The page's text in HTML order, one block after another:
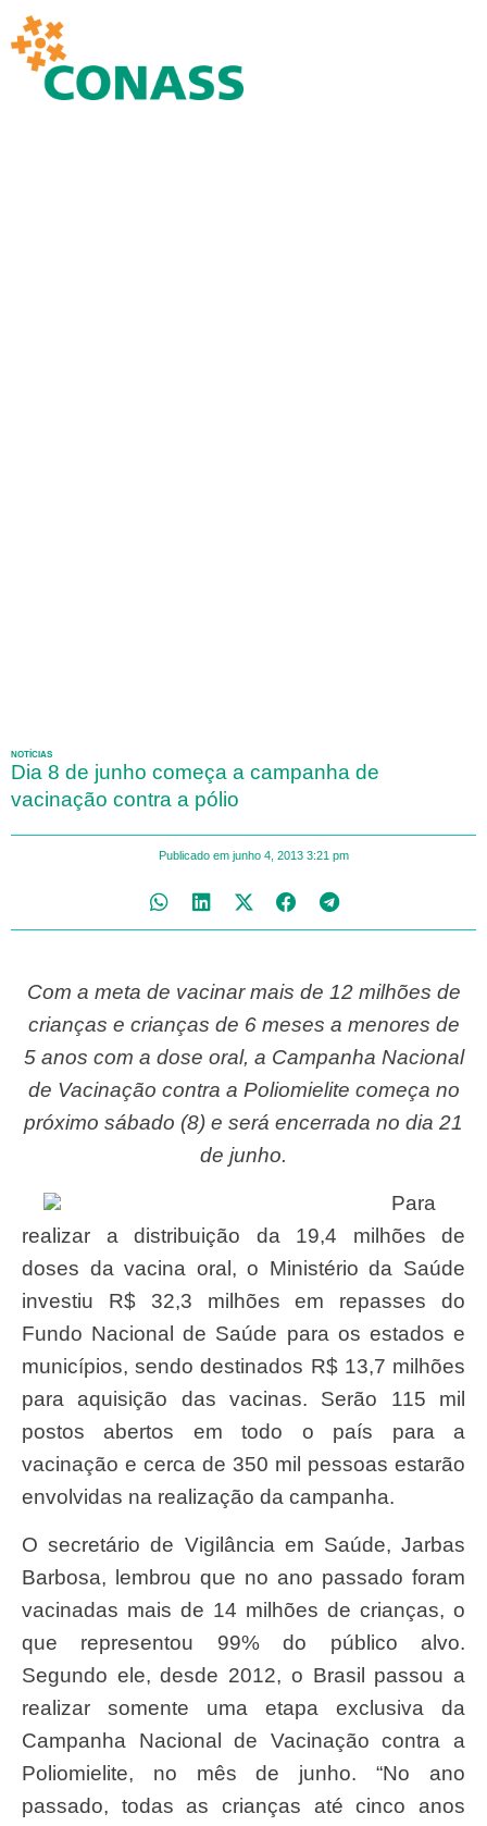
NOTÍCIAS
Dia 8 de junho começa a campanha de
vacinação contra a pólio
Publicado em junho 4, 2013 3:21 pm
Com a meta de vacinar mais de 12 milhões de
crianças e crianças de 6 meses a menores de
5 anos com a dose oral, a Campanha Nacional
de Vacinação contra a Poliomielite começa no
próximo sábado (8) e será encerrada no dia 21
de junho.
Para
realizar a distribuição da 19,4 milhões de
doses da vacina oral, o Ministério da Saúde
investiu R$ 32,3 milhões em repasses do
Fundo Nacional de Saúde para os estados e
municípios, sendo destinados R$ 13,7 milhões
para aquisição das vacinas. Serão 115 mil
postos abertos em todo o país para a
vacinação e cerca de 350 mil pessoas estarão
envolvidas na realização da campanha.
O secretário de Vigilância em Saúde, Jarbas
Barbosa, lembrou que no ano passado foram
vacinadas mais de 14 milhões de crianças, o
que representou 99% do público alvo.
Segundo ele, desde 2012, o Brasil passou a
realizar somente uma etapa exclusiva da
Campanha Nacional de Vacinação contra a
Poliomielite, no mês de junho. “No ano
passado, todas as crianças até cinco anos